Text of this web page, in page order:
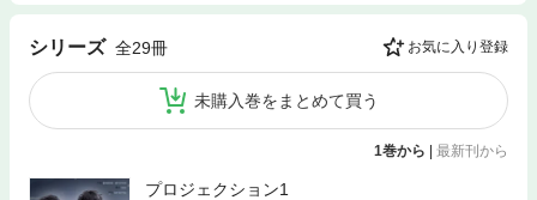
シリーズ 全29冊 お気に入り登録
未購入巻をまとめて買う
1巻から | 最新刊から
プロジェクション1